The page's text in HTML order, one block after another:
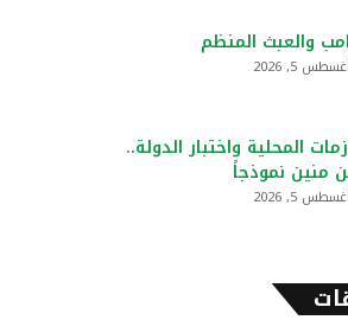
والعبث المنظم
5, 2026
المحلية واختبار الدولة..
منين نموذجاً
5, 2026